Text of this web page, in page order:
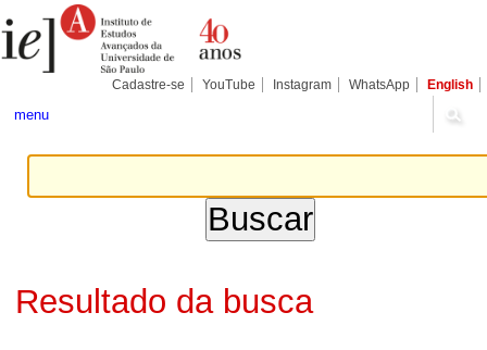
para
conteúdo.
Pessoais
Cadastre-se YouTube Instagram WhatsApp English
menu
Resultado da busca